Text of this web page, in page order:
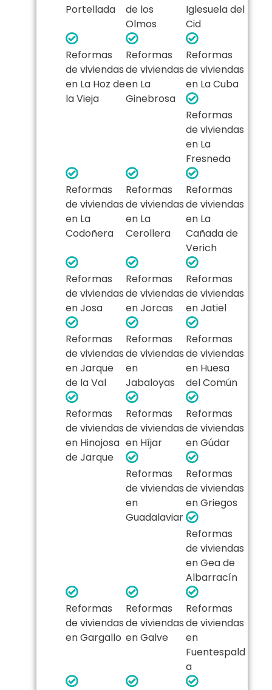
Portellada
de los
Olmos
Iglesuela del
Cid
Reformas
de viviendas
en La Hoz de
la Vieja
Reformas
de viviendas
en La
Ginebrosa
Reformas
de viviendas
en La Cuba
Reformas
de viviendas
en La
Fresneda
Reformas
de viviendas
en La
Codoñera
Reformas
de viviendas
en La
Cerollera
Reformas
de viviendas
en La
Cañada de
Verich
Reformas
de viviendas
en Josa
Reformas
de viviendas
en Jorcas
Reformas
de viviendas
en Jatiel
Reformas
de viviendas
en Jarque
de la Val
Reformas
de viviendas
en
Jabaloyas
Reformas
de viviendas
en Huesa
del Común
Reformas
de viviendas
en Hinojosa
de Jarque
Reformas
de viviendas
en Híjar
Reformas
de viviendas
en Gúdar
Reformas
de viviendas
en
Guadalaviar
Reformas
de viviendas
en Griegos
Reformas
de viviendas
en Gea de
Albarracín
Reformas
de viviendas
en Gargallo
Reformas
de viviendas
en Galve
Reformas
de viviendas
en
Fuentespald
a